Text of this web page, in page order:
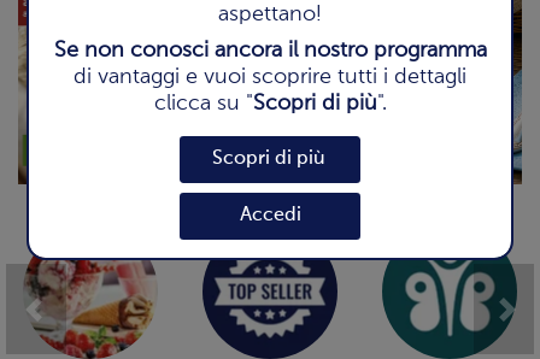
aspettano!
Se non conosci ancora il nostro programma
di vantaggi e vuoi scoprire tutti i dettagli
clicca su "Scopri di più".
Scopri di più
Accedi
Previous Next
Previous